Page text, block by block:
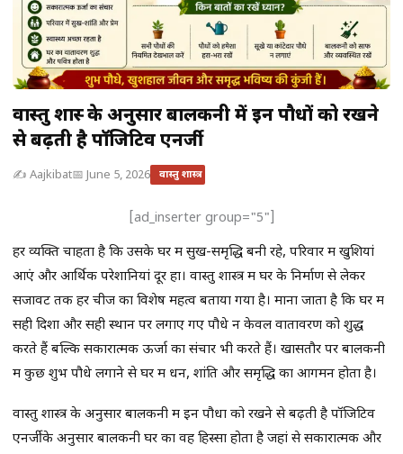
वास्तु शास्त्र के अनुसार बालकनी में इन पौधों को रखने
से बढ़ती है पॉजिटिव एनर्जी
✍️ Aajkibat📅 June 5, 2026 वास्तु शास्त्र
[ad_inserter group="5"]
हर व्यक्ति चाहता है कि उसके घर में सुख-समृद्धि बनी रहे, परिवार में खुशियां
आएं और आर्थिक परेशानियां दूर हों। वास्तु शास्त्र में घर के निर्माण से लेकर
सजावट तक हर चीज का विशेष महत्व बताया गया है। माना जाता है कि घर में
सही दिशा और सही स्थान पर लगाए गए पौधे न केवल वातावरण को शुद्ध
करते हैं बल्कि सकारात्मक ऊर्जा का संचार भी करते हैं। खासतौर पर बालकनी
में कुछ शुभ पौधे लगाने से घर में धन, शांति और समृद्धि का आगमन होता है।
वास्तु शास्त्र के अनुसार बालकनी में इन पौधों को रखने से बढ़ती है पॉजिटिव
एनर्जीके अनुसार बालकनी घर का वह हिस्सा होता है जहां से सकारात्मक और